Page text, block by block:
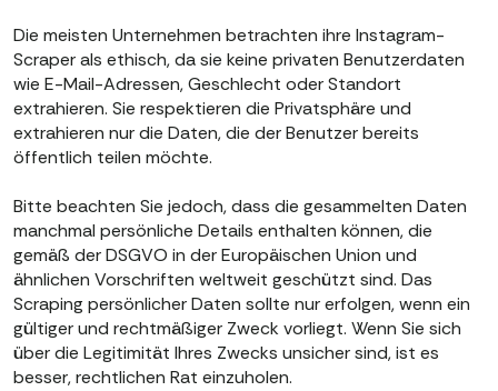
Die meisten Unternehmen betrachten ihre Instagram-
Scraper als ethisch, da sie keine privaten Benutzerdaten
wie E-Mail-Adressen, Geschlecht oder Standort
extrahieren. Sie respektieren die Privatsphäre und
extrahieren nur die Daten, die der Benutzer bereits
öffentlich teilen möchte.
Bitte beachten Sie jedoch, dass die gesammelten Daten
manchmal persönliche Details enthalten können, die
gemäß der DSGVO in der Europäischen Union und
ähnlichen Vorschriften weltweit geschützt sind. Das
Scraping persönlicher Daten sollte nur erfolgen, wenn ein
gültiger und rechtmäßiger Zweck vorliegt. Wenn Sie sich
über die Legitimität Ihres Zwecks unsicher sind, ist es
besser, rechtlichen Rat einzuholen.